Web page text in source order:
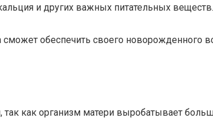
и других важных питательных веществ.
обеспечить своего новорожденного
как организм матери выробатывает